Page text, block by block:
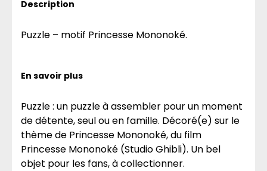
Description
Puzzle – motif Princesse Mononoké.
En savoir plus
Puzzle : un puzzle à assembler pour un moment
de détente, seul ou en famille. Décoré(e) sur le
thème de Princesse Mononoké, du film
Princesse Mononoké (Studio Ghibli). Un bel
objet pour les fans, à collectionner.